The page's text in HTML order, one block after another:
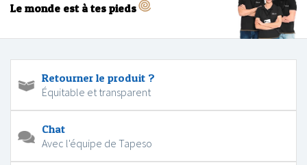
Le monde est à tes pieds
Retourner le produit ?
Équitable et transparent
Chat
Avec l'équipe de Tapeso